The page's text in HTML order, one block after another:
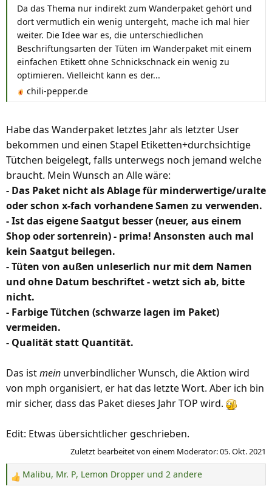
Da das Thema nur indirekt zum Wanderpaket gehört und
dort vermutlich ein wenig untergeht, mache ich mal hier
weiter. Die Idee war es, die unterschiedlichen
Beschriftungsarten der Tüten im Wanderpaket mit einem
einfachen Etikett ohne Schnickschnack ein wenig zu
optimieren. Vielleicht kann es der...
chili-pepper.de
Habe das Wanderpaket letztes Jahr als letzter User
bekommen und einen Stapel Etiketten+durchsichtige
Tütchen beigelegt, falls unterwegs noch jemand welche
braucht. Mein Wunsch an Alle wäre:
- Das Paket nicht als Ablage für minderwertige/uralte
oder schon x-fach vorhandene Samen zu verwenden.
- Ist das eigene Saatgut besser (neuer, aus einem
Shop oder sortenrein) - prima! Ansonsten auch mal
kein Saatgut beilegen.
- Tüten von außen unleserlich nur mit dem Namen
und ohne Datum beschriftet - wetzt sich ab, bitte
nicht.
- Farbige Tütchen (schwarze lagen im Paket)
vermeiden.
- Qualität statt Quantität.
Das istmein unverbindlicher Wunsch, die Aktion wird
von mph organisiert, er hat das letzte Wort. Aber ich bin
mir sicher, dass das Paket dieses Jahr TOP wird.
Edit: Etwas übersichtlicher geschrieben.
Zuletzt bearbeitet von einem Moderator:05. Okt. 2021
R Malibu, Mr. P, Lemon Dropper und 2 andere